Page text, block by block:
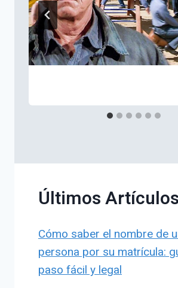
Últimos Artículos
Cómo saber el nombre de
persona por su matrícula:
paso fácil y legal